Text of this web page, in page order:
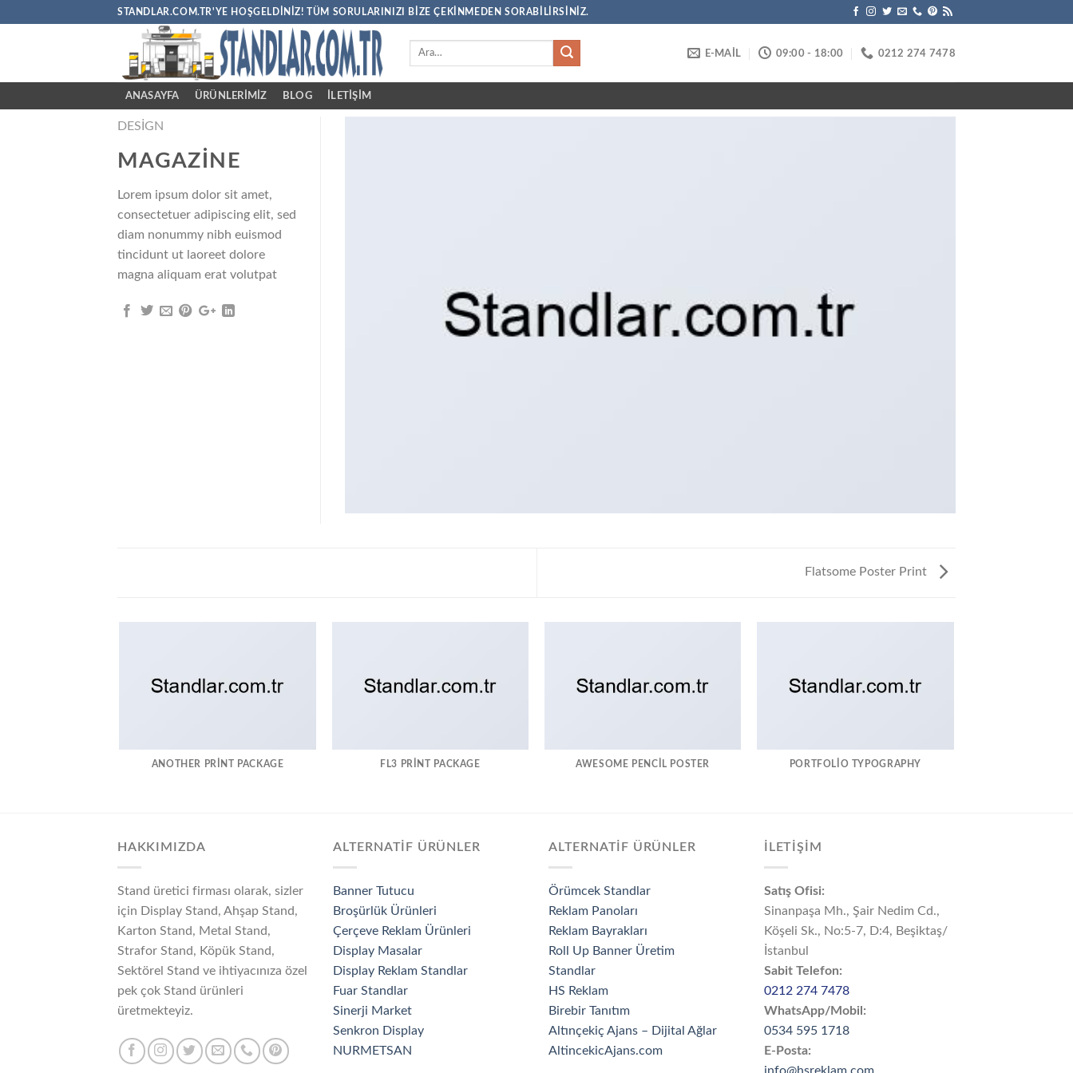
STANDLAR.COM.TR'YE HOŞGELDINIZ! TÜM SORULARINIZI BIZE ÇEKINMEDEN SORABILIRSINIZ.
E-MAİL 09:00 - 18:00 0212 274 7478
ANASAYFA ÜRÜNLERİMİZ BLOG İLETIŞIM
DESIGN
MAGAZINE
Lorem ipsum dolor sit amet,
consectetuer adipiscing elit, sed
diam nonummy nibh euismod
tincidunt ut laoreet dolore
magna aliquam erat volutpat
Flatsome Poster Print
ANOTHER PRINT PACKAGE FL3 PRINT PACKAGE AWESOME PENCIL POSTER PORTFOLIO TYPOGRAPHY
HAKKIMIZDA
Stand üretici firması olarak, sizler
için Display Stand, Ahşap Stand,
Karton Stand, Metal Stand,
Strafor Stand, Köpük Stand,
Sektörel Stand ve ihtiyacınıza özel
pek çok Stand ürünleri
üretmekteyiz.
ALTERNATİF ÜRÜNLER
Banner Tutucu
Broşürlük Ürünleri
Çerçeve Reklam Ürünleri
Display Masalar
Display Reklam Standlar
Fuar Standlar
Sinerji Market
Senkron Display
NURMETSAN
ALTERNATİF ÜRÜNLER
Örümcek Standlar
Reklam Panoları
Reklam Bayrakları
Roll Up Banner Üretim
Standlar
HS Reklam
Birebir Tanıtım
Altınçekiç Ajans – Dijital Ağlar
AltincekicAjans.com
İLETİŞİM
Satış Ofisi:
Sinanpaşa Mh., Şair Nedim Cd.,
Köşeli Sk., No:5-7, D:4, Beşiktaş/
İstanbul
Sabit Telefon:
0212 274 7478
WhatsApp/Mobil:
0534 595 1718
E-Posta:
info@hsreklam.com